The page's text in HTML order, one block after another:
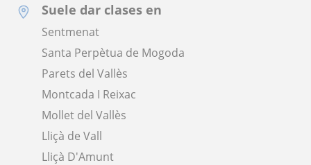
Suele dar clases en
Sentmenat
Santa Perpètua de Mogoda
Parets del Vallès
Montcada I Reixac
Mollet del Vallès
Lliçà de Vall
Lliçà D'Amunt